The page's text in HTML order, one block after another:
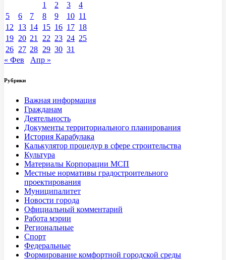
1
2 3
4
5
6 7 8 9 10 11
12
13 14 15 16 17 18
19 20 21 22 23 24 25
26 27 28 29 30 31
« Фев
Апр »
Рубрики
Важная информация
Гражданам
Деятельность
Документы территориального планирования
История Карабулака
Калькулятор процедур в сфере строительства
Культура
Материалы Корпорации МСП
Местные нормативы градостроительного
проектирования
Муниципалитет
Новости города
Официальный комментарий
Работа мэрии
Региональные
Спорт
Федеральные
Формирование комфортной городской среды